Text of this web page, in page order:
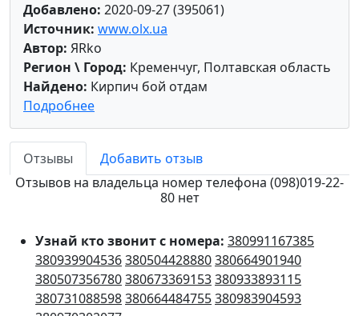
Добавлено: 2020-09-27 (395061)
Источник: www.olx.ua
Автор: ЯRko
Регион \ Город: Кременчуг, Полтавская область
Найдено: Кирпич бой отдам
Подробнее
Отзывы
Добавить отзыв
Отзывов на владельца номер телефона (098)019-22-
80 нет
Узнай кто звонит с номера: 380991167385
380939904536380504428880380664901940
380507356780380673369153380933893115
380731088598380664484755380983904593